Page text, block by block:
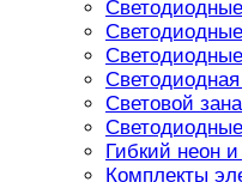
Световой
Гибкий неон
Комплекты